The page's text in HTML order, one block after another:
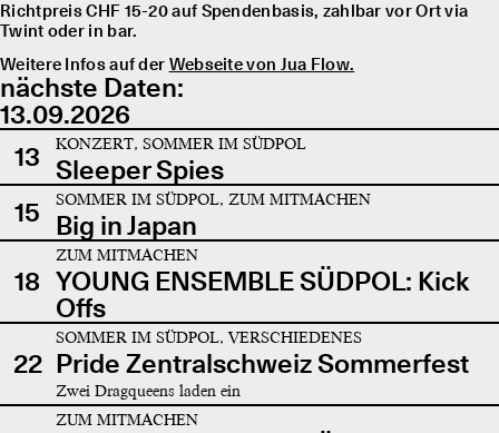
Richtpreis CHF 15-20 auf Spendenbasis, zahlbar vor Ort via
Twint oder in bar.
Weitere Infos auf der Webseite von Jua Flow.
nächste Daten:
13.09.2026
13
KONZERT, SOMMER IM SÜDPOL
Sleeper Spies
15
SOMMER IM SÜDPOL, ZUM MITMACHEN
Big in Japan
18
ZUM MITMACHEN
YOUNG ENSEMBLE SÜDPOL: Kick
Offs
22
SOMMER IM SÜDPOL, VERSCHIEDENES
Pride Zentralschweiz Sommerfest
Zwei Dragqueens laden ein
ZUM MITMACHEN